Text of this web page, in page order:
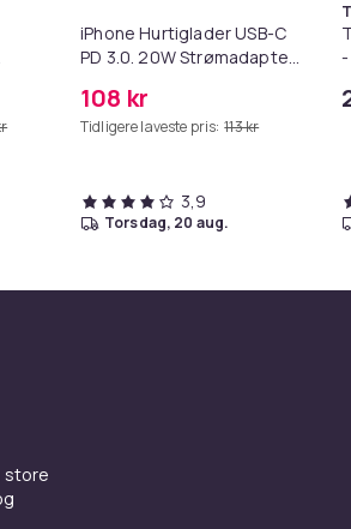
iPhone Hurtiglader USB-C
PD 3.0. 20W Strømadapter
108 kr
Tidligere laveste pris: 113 kr
3,9
torsdag, 20 aug.
-
store